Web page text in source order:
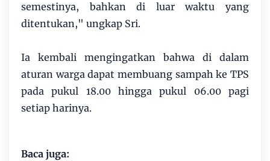
semestinya, bahkan di luar waktu yang
ditentukan," ungkap Sri.
Ia kembali mengingatkan bahwa di dalam
aturan warga dapat membuang sampah ke TPS
pada pukul 18.00 hingga pukul 06.00 pagi
setiap harinya.
Baca juga: